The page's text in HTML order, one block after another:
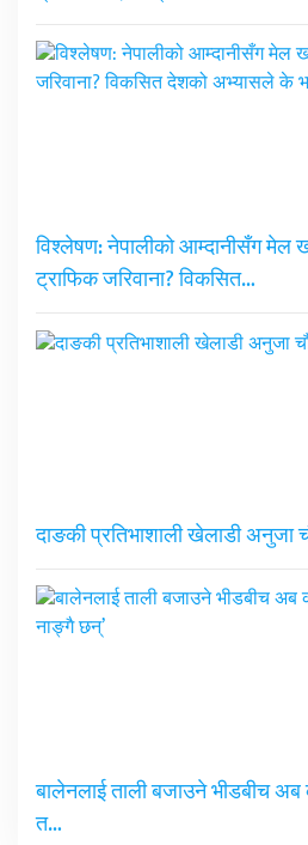
विश्लेषण: नेपालीको आम्दानीसँग मेल
ट्राफिक जरिवाना? विकसित…
दाङकी प्रतिभाशाली खेलाडी अनुजा
बालेनलाई ताली बजाउने भीडबीच
त…